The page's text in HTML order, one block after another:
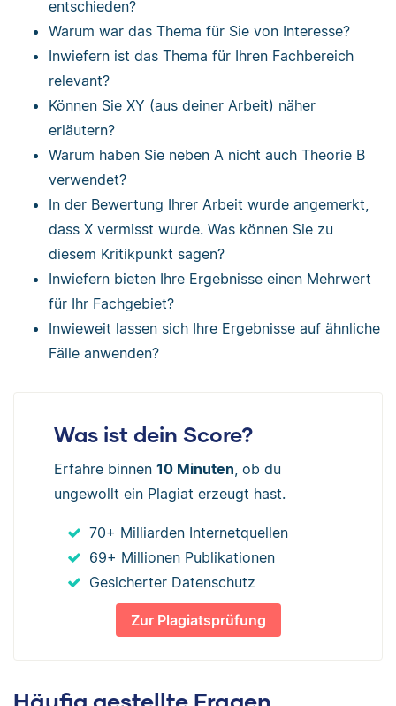
entschieden?
Warum war das Thema für Sie von Interesse?
Inwiefern ist das Thema für Ihren Fachbereich
relevant?
Können Sie XY (aus deiner Arbeit) näher
erläutern?
Warum haben Sie neben A nicht auch Theorie B
verwendet?
In der Bewertung Ihrer Arbeit wurde angemerkt,
dass X vermisst wurde. Was können Sie zu
diesem Kritikpunkt sagen?
Inwiefern bieten Ihre Ergebnisse einen Mehrwert
für Ihr Fachgebiet?
Inwieweit lassen sich Ihre Ergebnisse auf ähnliche
Fälle anwenden?
Was ist dein Score?
Erfahre binnen 10 Minuten , ob du
ungewollt ein Plagiat erzeugt hast.
70+ Milliarden Internetquellen
69+ Millionen Publikationen
Gesicherter Datenschutz
Zur Plagiatsprüfung
Häufig gestellte Fragen